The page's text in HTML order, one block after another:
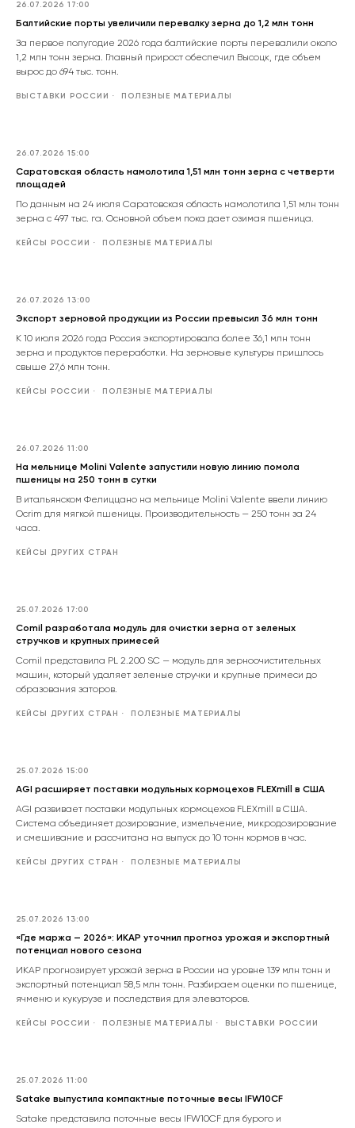
26.07.2026 17:00
Балтийские порты увеличили перевалку зерна до 1,2 млн тонн
За первое полугодие 2026 года балтийские порты перевалили около
1,2 млн тонн зерна. Главный прирост обеспечил Высоцк, где объем
вырос до 694 тыс. тонн.
ВЫСТАВКИ РОССИИ ПОЛЕЗНЫЕ МАТЕРИАЛЫ
26.07.2026 15:00
Саратовская область намолотила 1,51 млн тонн зерна с четверти
площадей
По данным на 24 июля Саратовская область намолотила 1,51 млн тонн
зерна с 497 тыс. га. Основной объем пока дает озимая пшеница.
КЕЙСЫ РОССИИ ПОЛЕЗНЫЕ МАТЕРИАЛЫ
26.07.2026 13:00
Экспорт зерновой продукции из России превысил 36 млн тонн
К 10 июля 2026 года Россия экспортировала более 36,1 млн тонн
зерна и продуктов переработки. На зерновые культуры пришлось
свыше 27,6 млн тонн.
КЕЙСЫ РОССИИ ПОЛЕЗНЫЕ МАТЕРИАЛЫ
26.07.2026 11:00
На мельнице Molini Valente запустили новую линию помола
пшеницы на 250 тонн в сутки
В итальянском Фелиццано на мельнице Molini Valente ввели линию
Ocrim для мягкой пшеницы. Производительность — 250 тонн за 24
часа.
КЕЙСЫ ДРУГИХ СТРАН
25.07.2026 17:00
Comil разработала модуль для очистки зерна от зеленых
стручков и крупных примесей
Comil представила PL 2.200 SC — модуль для зерноочистительных
машин, который удаляет зеленые стручки и крупные примеси до
образования заторов.
КЕЙСЫ ДРУГИХ СТРАН ПОЛЕЗНЫЕ МАТЕРИАЛЫ
25.07.2026 15:00
AGI расширяет поставки модульных кормоцехов FLEXmill в США
AGI развивает поставки модульных кормоцехов FLEXmill в США.
Система объединяет дозирование, измельчение, микродозирование
и смешивание и рассчитана на выпуск до 10 тонн кормов в час.
КЕЙСЫ ДРУГИХ СТРАН ПОЛЕЗНЫЕ МАТЕРИАЛЫ
25.07.2026 13:00
«Где маржа — 2026»: ИКАР уточнил прогноз урожая и экспортный
потенциал нового сезона
ИКАР прогнозирует урожай зерна в России на уровне 139 млн тонн и
экспортный потенциал 58,5 млн тонн. Разбираем оценки по пшенице,
ячменю и кукурузе и последствия для элеваторов.
КЕЙСЫ РОССИИ ПОЛЕЗНЫЕ МАТЕРИАЛЫ ВЫСТАВКИ РОССИИ
25.07.2026 11:00
Satake выпустила компактные поточные весы IFW10CF
Satake представила поточные весы IFW10CF для бурого и